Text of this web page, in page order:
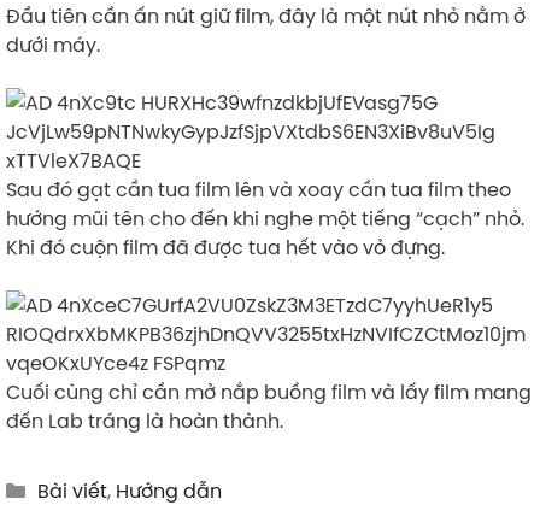
Đầu tiên cần ấn nút giữ film, đây là một nút nhỏ nằm ở
dưới máy.
Sau đó gạt cần tua film lên và xoay cần tua film theo
hướng mũi tên cho đến khi nghe một tiếng “cạch” nhỏ.
Khi đó cuộn film đã được tua hết vào vỏ đựng.
Cuối cùng chỉ cần mở nắp buồng film và lấy film mang
đến Lab tráng là hoàn thành.
Categories
Bài viết, Hướng dẫn